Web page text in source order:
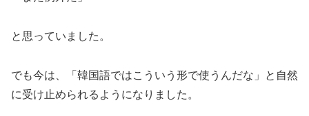
と思っていました。
でも今は、「韓国語ではこういう形で使うんだな」と自然
に受け止められるようになりました。